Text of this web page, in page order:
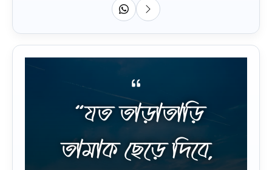
“যত তাড়াতাড়ি
তামাক ছেড়ে দিবে,